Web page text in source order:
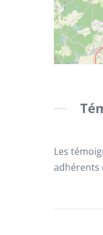
Les
adhérents